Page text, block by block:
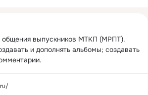
общения выпускников МТКП (МРПТ).
и дополнять альбомы; создавать